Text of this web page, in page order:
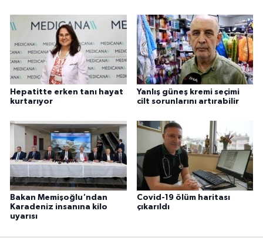
Hepatitte erken tanı hayat
kurtarıyor
Yanlış güneş kremi seçimi
cilt sorunlarını artırabilir
Bakan Memişoğlu'ndan
Karadeniz insanına kilo
uyarısı
Covid-19 ölüm haritası
çıkarıldı